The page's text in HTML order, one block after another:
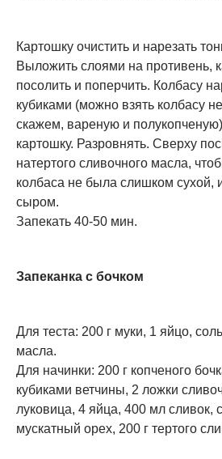
Картошку очистить и нарезать
Выложить слоями на противень,
посолить и поперчить. Колбасу
кубиками (можно взять колбасу
скажем, вареную и
картошку. Разровнять. Сверху
натертого сливочного масла,
колбаса не была слишком сухой,
сыром.
Запекать 40-50 мин.
Запеканка с бочком
Для теста: 200 г муки, 1 яйцо,
масла.
Для начинки: 200 г копченого
кубиками ветчины, 2 ложки
луковица, 4 яйца, 400 мл сливок,
мускатный орех, 200 г тертого